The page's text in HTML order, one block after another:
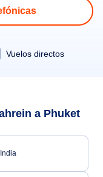
Vuelos directos
a Phuket